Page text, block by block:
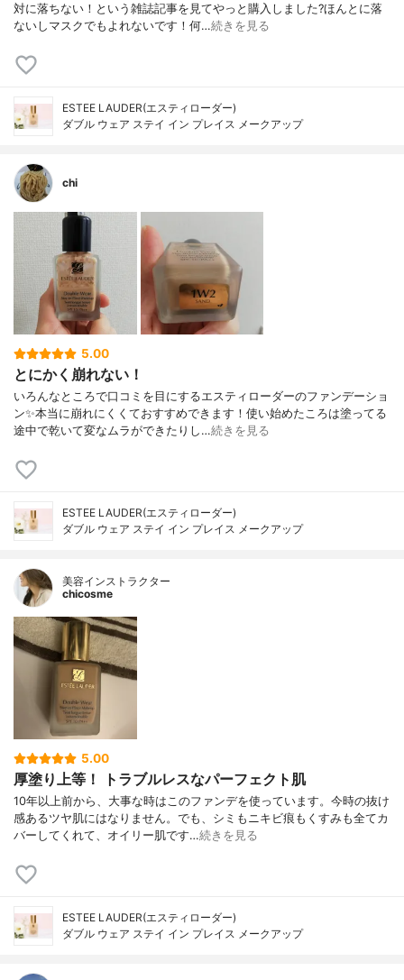
対に落ちない！という雑誌記事を見てやっと購入しました?ほんとに落
ないしマスクでもよれないです！何…続きを見る
ESTEE LAUDER(エスティローダー)
ダブル ウェア ステイ イン プレイス メークアップ
chi
5.00
とにかく崩れない！
いろんなところで口コミを目にするエスティローダーのファンデーショ
ン✨本当に崩れにくくておすすめできます！使い始めたころは塗ってる
途中で乾いて変なムラができたりし…続きを見る
ESTEE LAUDER(エスティローダー)
ダブル ウェア ステイ イン プレイス メークアップ
美容インストラクター
chicosme
5.00
厚塗り上等！ トラブルレスなパーフェクト肌
10年以上前から、大事な時はこのファンデを使っています。今時の抜け
感あるツヤ肌にはなりません。でも、シミもニキビ痕もくすみも全てカ
バーしてくれて、オイリー肌です…続きを見る
ESTEE LAUDER(エスティローダー)
ダブル ウェア ステイ イン プレイス メークアップ